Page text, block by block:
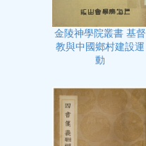
金陵神學院叢書 基督
教與中國鄉村建設運
動